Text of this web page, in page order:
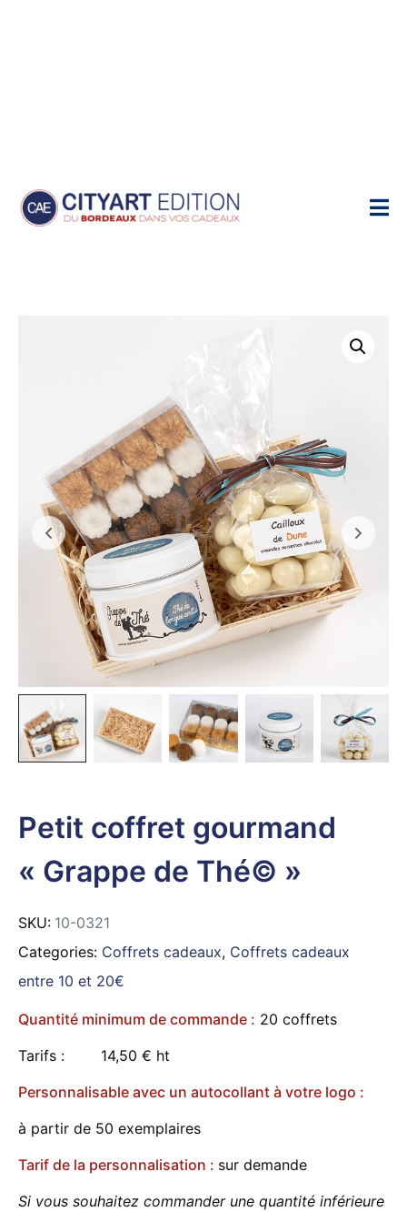
Home
Produits
Petit coffret gourmand
« Grappe de Thé© »
SKU: 10-0321
Categories: Coffrets cadeaux, Coffrets cadeaux
entre 10 et 20€
Quantité minimum de commande : 20 coffrets
Tarifs : 14,50 € ht
Personnalisable avec un autocollant à votre logo :
à partir de 50 exemplaires
Tarif de la personnalisation : sur demande
Si vous souhaitez commander une quantité inférieure